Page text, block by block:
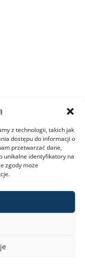
z technologii, takich jak
dostępu do informacji o
przetwarzać dane,
unikalne identyfikatory na
zgody może